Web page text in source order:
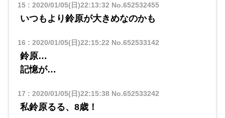
15: 2020/01/05(日)22:13:32 No.652532455
いつもより鈴原が大きめなのかも
16 : 2020/01/05(日)22:15:22 No.652533142
鈴原…
記憶が…
17 : 2020/01/05(日)22:15:38No.652533242
私鈴原るる、8歳！